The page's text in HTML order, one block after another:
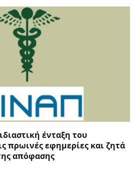
ένταξη του
πρωινές εφημερίες και ζητά
απόφασης